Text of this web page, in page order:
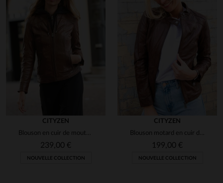
CITYZEN
Blouson en cuir de mouton cognac, slim fit, avec capuche amovible.
239,00 €
NOUVELLE COLLECTION
CITYZEN
Blouson motard en cuir de mouton marron, coupe ajustée et élégant.
199,00 €
NOUVELLE COLLECTION